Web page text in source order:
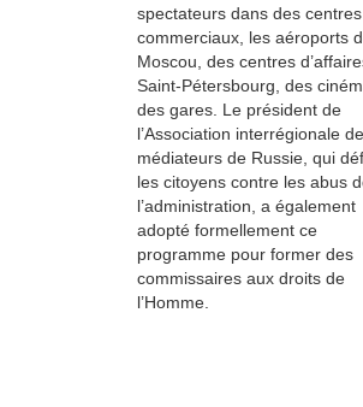
spectateurs dans des centres
commerciaux, les aéroports
Moscou, des centres
Saint-Pétersbourg, des
des gares. Le président de
l’Association interrégionale
médiateurs de Russie, qui
les citoyens contre les abus
l’administration, a également
adopté formellement ce
programme pour former des
commissaires aux droits de
l’Homme.